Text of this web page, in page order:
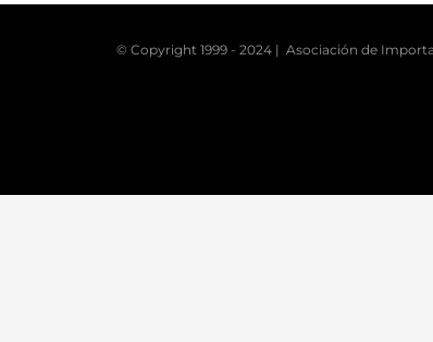
© Copyright 1999 - 2024 | Asociación de